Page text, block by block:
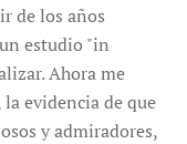
de los años
estudio "in
Ahora me
la evidencia de que
y admiradores,